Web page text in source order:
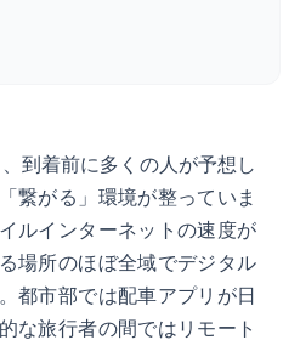
到着前に多くの人が予想し
繋がる」環境が整っていま
ルインターネットの速度が
場所のほぼ全域でデジタル
都市部では配車アプリが日
な旅行者の間ではリモート